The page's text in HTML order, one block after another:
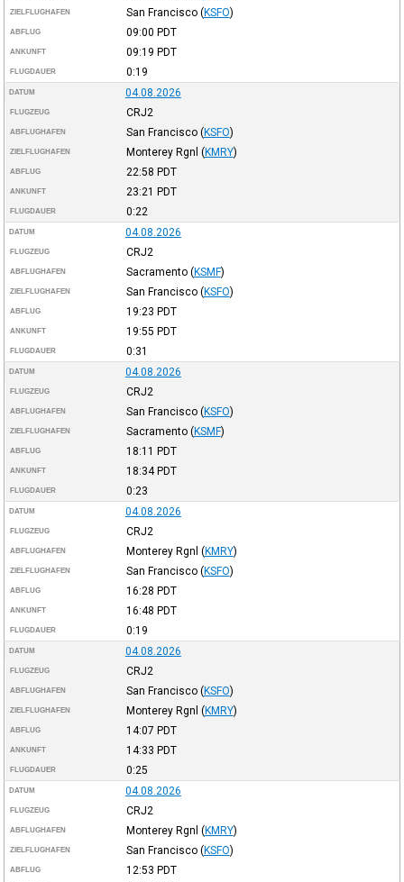
ZIELFLUGHAFEN San Francisco (KSFO)
ABFLUG 09:00 PDT
ANKUNFT 09:19 PDT
FLUGDAUER 0:19
DATUM 04.08.2026
FLUGZEUG CRJ2
ABFLUGHAFEN San Francisco (KSFO)
ZIELFLUGHAFEN Monterey Rgnl (KMRY)
ABFLUG 22:58 PDT
ANKUNFT 23:21 PDT
FLUGDAUER 0:22
DATUM 04.08.2026
FLUGZEUG CRJ2
ABFLUGHAFEN Sacramento (KSMF)
ZIELFLUGHAFEN San Francisco (KSFO)
ABFLUG 19:23 PDT
ANKUNFT 19:55 PDT
FLUGDAUER 0:31
DATUM 04.08.2026
FLUGZEUG CRJ2
ABFLUGHAFEN San Francisco (KSFO)
ZIELFLUGHAFEN Sacramento (KSMF)
ABFLUG 18:11 PDT
ANKUNFT 18:34PDT
FLUGDAUER 0:23
DATUM 04.08.2026
FLUGZEUG CRJ2
ABFLUGHAFEN Monterey Rgnl (KMRY)
ZIELFLUGHAFEN San Francisco (KSFO)
ABFLUG 16:28 PDT
ANKUNFT 16:48 PDT
FLUGDAUER 0:19
DATUM 04.08.2026
FLUGZEUG CRJ2
ABFLUGHAFEN San Francisco (KSFO)
ZIELFLUGHAFEN Monterey Rgnl (KMRY)
ABFLUG 14:07 PDT
ANKUNFT 14:33 PDT
FLUGDAUER 0:25
DATUM 04.08.2026
FLUGZEUG CRJ2
ABFLUGHAFEN Monterey Rgnl (KMRY)
ZIELFLUGHAFEN San Francisco (KSFO)
ABFLUG 12:53 PDT